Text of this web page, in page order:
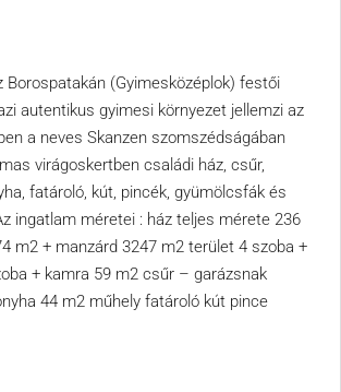
Borospatakán (Gyimesközéplok) festői
autentikus gyimesi környezet jellemzi az
a neves Skanzen szomszédságában
virágoskertben családi ház, csűr,
fatároló, kút, pincék, gyümölcsfák és
ingatlam méretei : ház teljes mérete 236
m2 + manzárd 3247 m2 terület 4 szoba +
+ kamra 59 m2 csűr – garázsnak
44 m2 műhely fatároló kút pince